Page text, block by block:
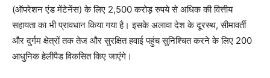
(ऑपरेशन एंड मेंटेनेंस) के लिए 2,500 करोड़ रुपये से अधिक की वित्तीय
सहायता का भी प्रावधान किया गया है। इसके अलावा देश के दूरस्थ, सीमावर्ती
और दुर्गम क्षेत्रों तक तेज और सुरक्षित हवाई पहुंच सुनिश्चित करने के लिए 200
आधुनिक हेलीपैड विकसित किए जाएंगे।